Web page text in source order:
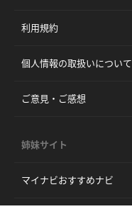
利用規約
個人情報の取扱いについて
ご意見・ご感想
姉妹サイト
マイナビおすすめナビ